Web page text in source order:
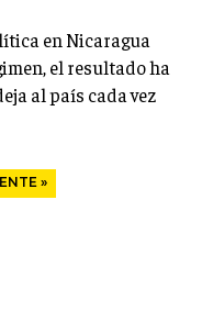
en Nicaragua
el resultado ha
al país cada vez
»